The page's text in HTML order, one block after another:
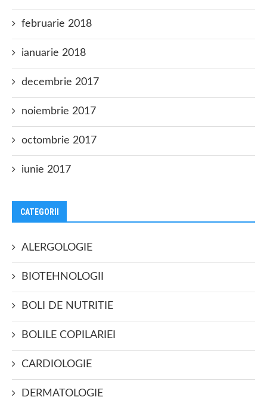
februarie 2018
ianuarie 2018
decembrie 2017
noiembrie 2017
octombrie 2017
iunie 2017
CATEGORII
ALERGOLOGIE
BIOTEHNOLOGII
BOLI DE NUTRITIE
BOLILE COPILARIEI
CARDIOLOGIE
DERMATOLOGIE